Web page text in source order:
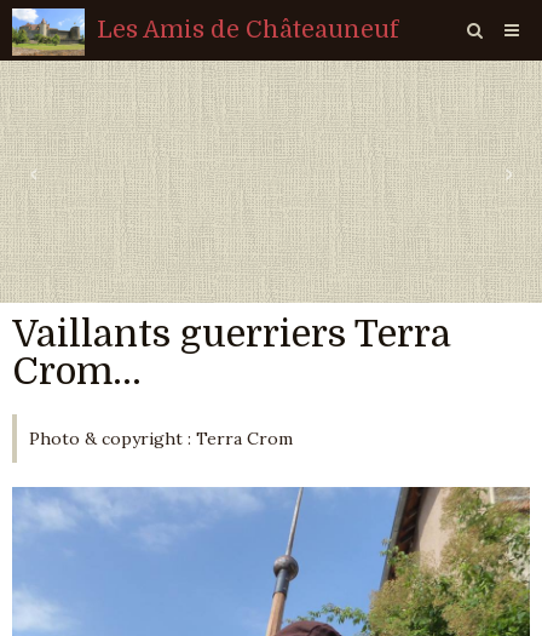
Les Amis de Châteauneuf
Page d'accueil
Livre d'or
Agenda
Quiz
Vidéos
Album
Contact
‹ ›
Vaillants guerriers Terra
Crom...
Photo & copyright : Terra Crom